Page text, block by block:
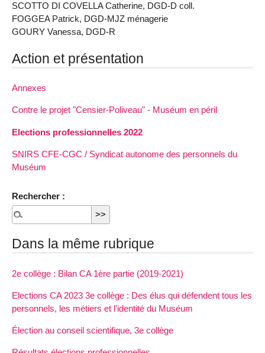
SCOTTO DI COVELLA Catherine, DGD-D coll.
FOGGEA Patrick, DGD-MJZ ménagerie
GOURY Vanessa, DGD-R
Action et présentation
Annexes
Contre le projet "Censier-Poliveau" - Muséum en péril
Elections professionnelles 2022
SNIRS CFE-CGC / Syndicat autonome des personnels du
Muséum
Rechercher :
Dans la même rubrique
2e collège : Bilan CA 1ère partie (2019-2021)
Elections CA 2023 3e collège : Des élus qui défendent tous les
personnels, les métiers et l’identité du Muséum
Élection au conseil scientifique, 3e collège